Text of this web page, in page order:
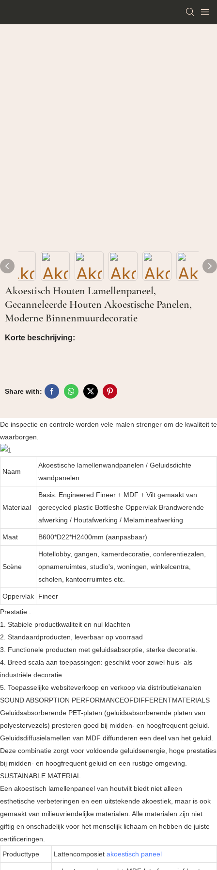
Akoestisch Houten Lamellenpaneel,
Gecanneleerde Houten Akoestische Panelen,
Moderne Binnenmuurdecoratie
Korte beschrijving:
Share with:
De inspectie en controle worden vele malen strenger om de kwaliteit te
waarborgen.
Naam
Akoestische lamellenwandpanelen / Geluidsdichte
wandpanelen
Materiaal
Basis: Engineered Fineer + MDF + Vilt gemaakt van
gerecycled plastic Bottleshe Oppervlak Brandwerende
afwerking / Houtafwerking / Melamineafwerking
Maat B600*D22*H2400mm (aanpasbaar)
Scène
Hotellobby, gangen, kamerdecoratie, conferentiezalen,
opnameruimtes, studio's, woningen, winkelcentra,
scholen, kantoorruimtes etc.
Oppervlak
Fineer
Prestatie :
1. Stabiele productkwaliteit en nul klachten
2. Standaardproducten, leverbaar op voorraad
3. Functionele producten met geluidsabsorptie, sterke decoratie.
4. Breed scala aan toepassingen: geschikt voor zowel huis- als
industriële decoratie
5. Toepasselijke websiteverkoop en verkoop via distributiekanalen
SOUND ABSORPTION PERFORMANCEOFDIFFERENTMATERIALS
Geluidsabsorberende PET-platen (geluidsabsorberende platen van
polyestervezels) presteren goed bij midden- en hoogfrequent geluid.
Geluidsdiffusielamellen van MDF diffunderen een deel van het geluid.
Deze combinatie zorgt voor voldoende geluidsenergie, hoge prestaties
bij midden- en hoogfrequent geluid en een rustige omgeving.
SUSTAINABLE MATERIAL
Een akoestisch lamellenpaneel van houtvilt biedt niet alleen
esthetische verbeteringen en een uitstekende akoestiek, maar is ook
gemaakt van milieuvriendelijke materialen. Alle materialen zijn niet
giftig en onschadelijk voor het menselijk lichaam en hebben de juiste
certificeringen.
Producttype
Lattencomposiet akoestisch paneel